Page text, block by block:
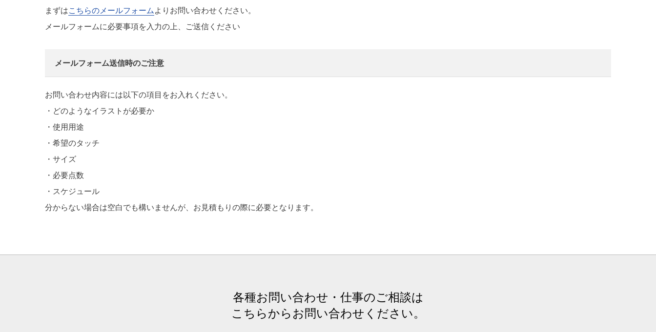
まずはこちらのメールフォームよりお問い合わせください。
メールフォームに必要事項を入力の上、ご送信ください
メールフォーム送信時のご注意
お問い合わせ内容には以下の項目をお入れください。
・どのようなイラストが必要か
・使用用途
・希望のタッチ
・サイズ
・必要点数
・スケジュール
分からない場合は空白でも構いませんが、お見積もりの際に必要となります。
各種お問い合わせ・仕事のご相談は
こちらからお問い合わせください。